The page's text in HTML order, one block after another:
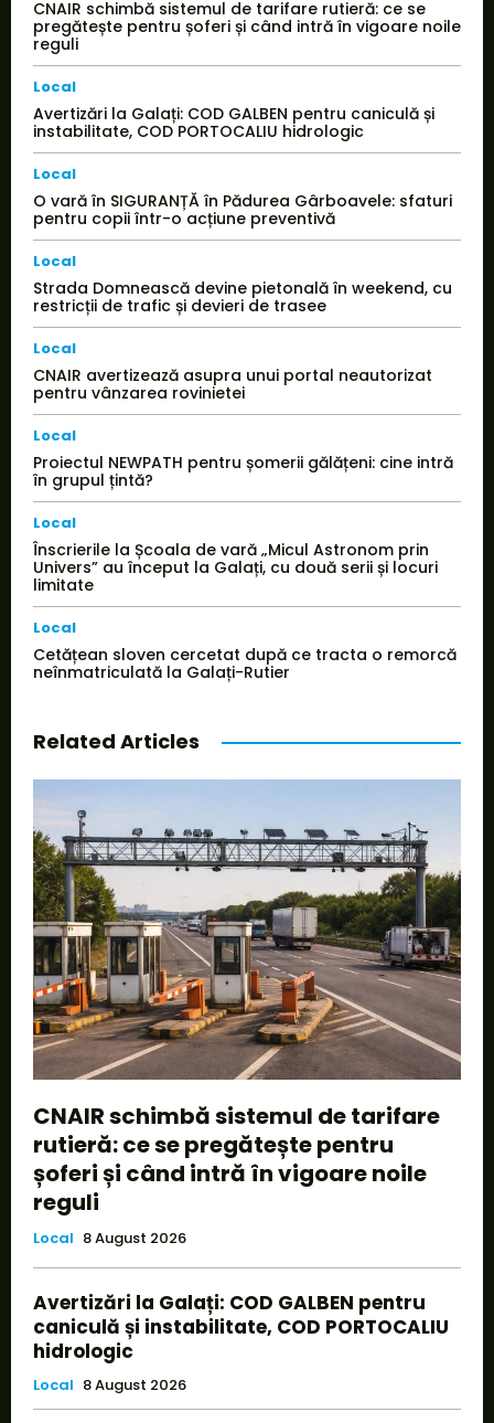
CNAIR schimbă sistemul de tarifare rutieră: ce se
pregătește pentru șoferi și când intră în vigoare noile
reguli
Local
Avertizări la Galați: COD GALBEN pentru caniculă și
instabilitate, COD PORTOCALIU hidrologic
Local
O vară în SIGURANȚĂ în Pădurea Gârboavele: sfaturi
pentru copii într-o acțiune preventivă
Local
Strada Domnească devine pietonală în weekend, cu
restricții de trafic și devieri de trasee
Local
CNAIR avertizează asupra unui portal neautorizat
pentru vânzarea rovinietei
Local
Proiectul NEWPATH pentru șomerii gălățeni: cine intră
în grupul țintă?
Local
Înscrierile la Școala de vară „Micul Astronom prin
Univers” au început la Galați, cu două serii și locuri
limitate
Local
Cetățean sloven cercetat după ce tracta o remorcă
neînmatriculată la Galați-Rutier
Related Articles
CNAIR schimbă sistemul de tarifare
rutieră: ce se pregătește pentru
șoferi și când intră în vigoare noile
reguli
Local 8 August 2026
Avertizări la Galați: COD GALBEN pentru
caniculă și instabilitate, COD PORTOCALIU
hidrologic
Local 8 August 2026